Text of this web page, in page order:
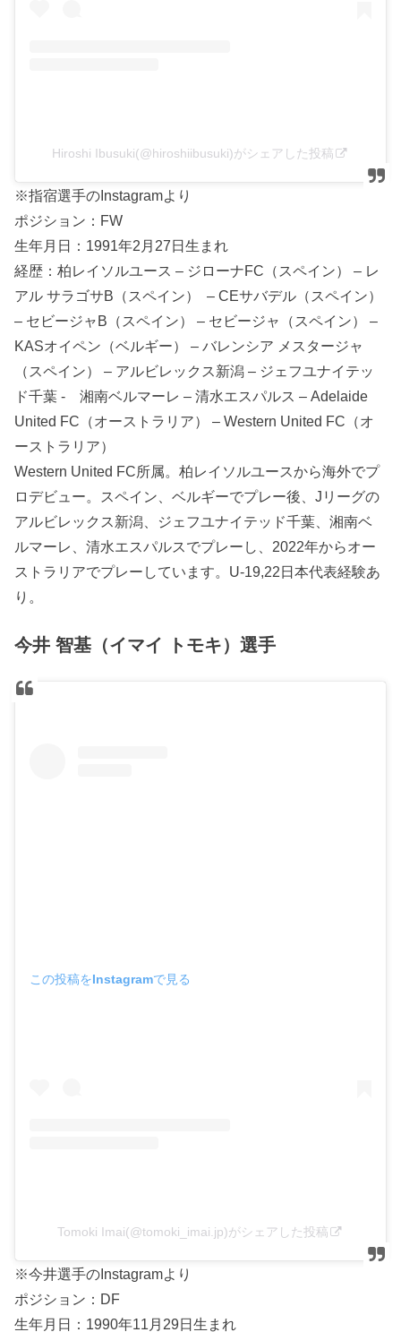
Hiroshi Ibusuki(@hiroshiibusuki)がシェアした投稿
※指宿選手のInstagramより
ポジション：FW
生年月日：1991年2月27日生まれ
経歴：柏レイソルユース – ジローナFC（スペイン） – レ
アル サラゴサB（スペイン） – CEサバデル（スペイン）
– セビージャB（スペイン） – セビージャ（スペイン） –
KASオイペン（ベルギー） – バレンシア メスタージャ
（スペイン） – アルビレックス新潟 – ジェフユナイテッ
ド千葉 - 湘南ベルマーレ – 清水エスパルス – Adelaide
United FC（オーストラリア） – Western United FC（オ
ーストラリア）
Western United FC所属。柏レイソルユースから海外でプ
ロデビュー。スペイン、ベルギーでプレー後、Jリーグの
アルビレックス新潟、ジェフユナイテッド千葉、湘南ベ
ルマーレ、清水エスパルスでプレーし、2022年からオー
ストラリアでプレーしています。U-19,22日本代表経験あ
り。
今井 智基（イマイ トモキ）選手
この投稿をInstagramで見る
Tomoki Imai(@tomoki_imai.jp)がシェアした投稿
※今井選手のInstagramより
ポジション：DF
生年月日：1990年11月29日生まれ